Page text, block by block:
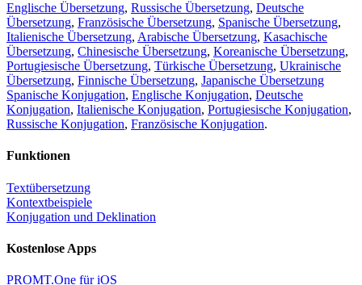
Englische Übersetzung, Russische Übersetzung, Deutsche
Übersetzung, Französische Übersetzung, Spanische Übersetzung,
Italienische Übersetzung, Arabische Übersetzung, Kasachische
Übersetzung, Chinesische Übersetzung, Koreanische Übersetzung,
Portugiesische Übersetzung, Türkische Übersetzung, Ukrainische
Übersetzung, Finnische Übersetzung, Japanische Übersetzung
Spanische Konjugation, Englische Konjugation, Deutsche
Konjugation, Italienische Konjugation, Portugiesische Konjugation,
Russische Konjugation, Französische Konjugation.
Funktionen
Textübersetzung
Kontextbeispiele
Konjugation und Deklination
Kostenlose Apps
PROMT.One für iOS